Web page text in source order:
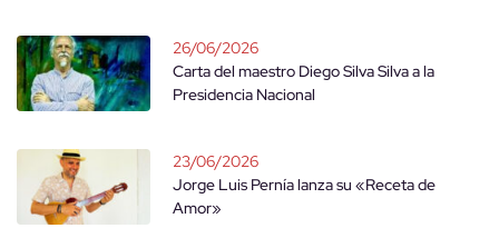
26/06/2026
Carta del maestro Diego Silva Silva a la
Presidencia Nacional
23/06/2026
Jorge Luis Pernía lanza su «Receta de
Amor»